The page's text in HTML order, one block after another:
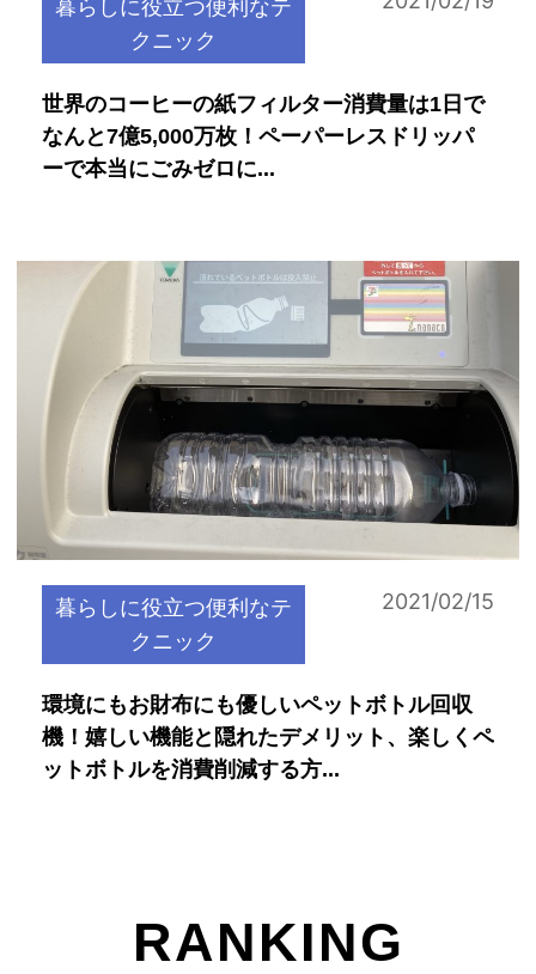
暮らしに役立つ便利なテ
クニック
世界のコーヒーの紙フィルター消費量は1日で
なんと7億5,000万枚！ペーパーレスドリッパ
ーで本当にごみゼロに...
暮らしに役立つ便利なテ
クニック
2021/02/15
環境にもお財布にも優しいペットボトル回収
機！嬉しい機能と隠れたデメリット、楽しくペ
ットボトルを消費削減する方...
RANKING